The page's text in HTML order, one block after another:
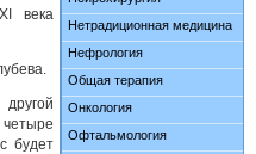
века
четыре
будет
Нетрадиционная медицина
Нефрология
Общая терапия
Онкология
Офтальмология